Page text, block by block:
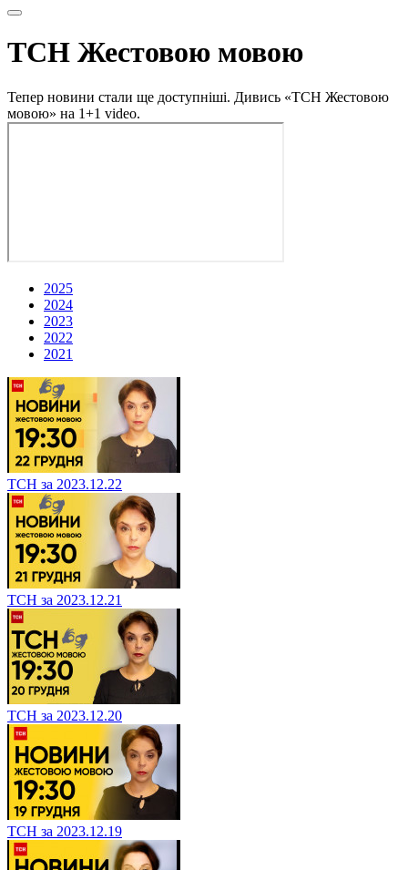
ТСН Жестовою мовою
Тепер новини стали ще доступніші. Дивись «ТСН Жестовою
мовою» на 1+1 video.
2025
2024
2023
2022
2021
ТСН за 2023.12.22
ТСН за 2023.12.21
ТСН за 2023.12.20
ТСН за 2023.12.19